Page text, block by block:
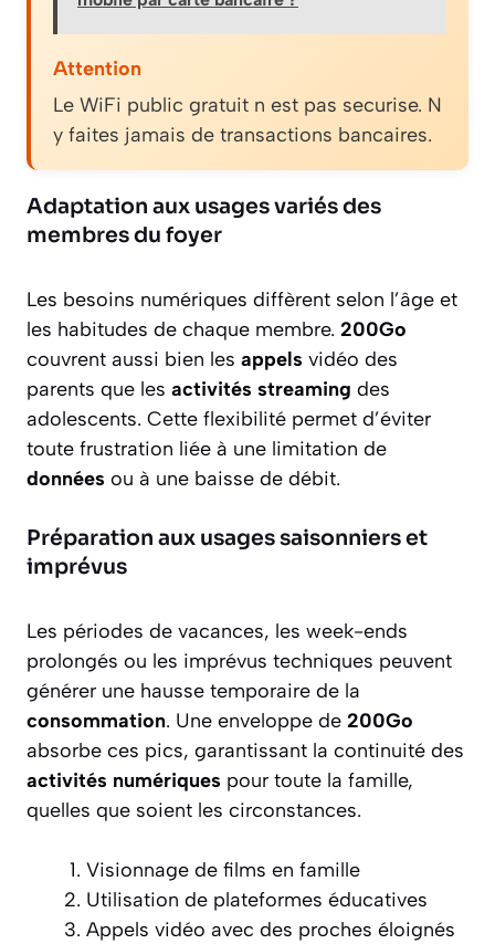
Attention
Le WiFi public gratuit n est pas securise. N
y faites jamais de transactions bancaires.
Adaptation aux usages variés des
membres du foyer
Les besoins numériques diffèrent selon l’âge et
les habitudes de chaque membre. 200Go
couvrent aussi bien les appels vidéo des
parents que les activités streaming des
adolescents. Cette flexibilité permet d’éviter
toute frustration liée à une limitation de
données ou à une baisse de débit.
Préparation aux usages saisonniers et
imprévus
Les périodes de vacances, les week-ends
prolongés ou les imprévus techniques peuvent
générer une hausse temporaire de la
consommation. Une enveloppe de 200Go
absorbe ces pics, garantissant la continuité des
activités numériques pour toute la famille,
quelles que soient les circonstances.
Visionnage de films en famille
Utilisation de plateformes éducatives
Appels vidéo avec des proches éloignés